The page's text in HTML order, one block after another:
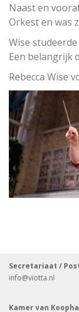
Naast en
Orkest en was
Wise
Een belangrijk
Rebecca Wise
Secretariaat /
info@viotta.nl
Kamer van